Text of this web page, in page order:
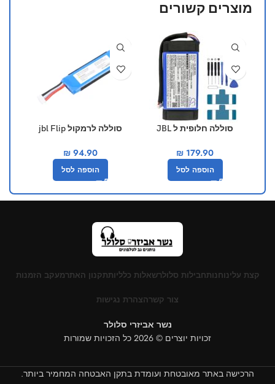
מוצרים קשורים
סוללה חלופית ל JBL
₪ 179.90
הוספה לסל
סוללה לרמקול jbl Flip
₪94.90
הוספה לסל
קצת עלינוחנותחבילות סלולרשאלות כלליותתקנון האתרמעקב הזמנות
צור קשרהצהרת נגישות
נשר אביזרי סלולר
זכויות יוצרים © 2026 כל הזכויות שמורות
הרכישה באתר מאובטחת ועומדת בתקן האבטחה המחמיר ביותר.